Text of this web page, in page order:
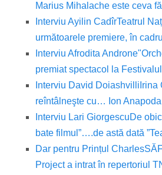
Marius Mihalache este ceva
Interviu Ayilin CadîrTeatrul
următoarele premiere, în
Interviu Afrodita Androne
premiat spectacol la
Interviu David Doiashvilli Irina
reîntâlneşte cu… Ion
Interviu Lari GiorgescuDe
bate filmul”….de astă dată
Dar pentru Prințul Charles
Project a intrat în repertoriul